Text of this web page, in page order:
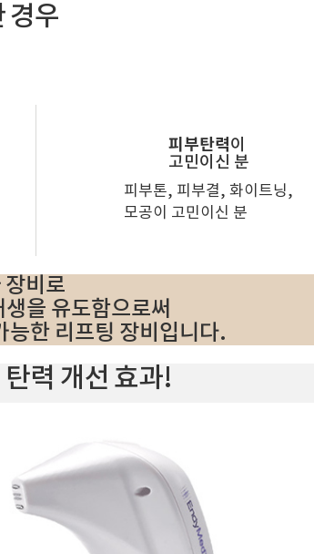
경우
피부탄력이
고민이신 분
피부톤, 피부결, 화이트닝,
모공이 고민이신 분
비로
을 유도함으로써
능한 리프팅 장비입니다.
력 개선 효과!